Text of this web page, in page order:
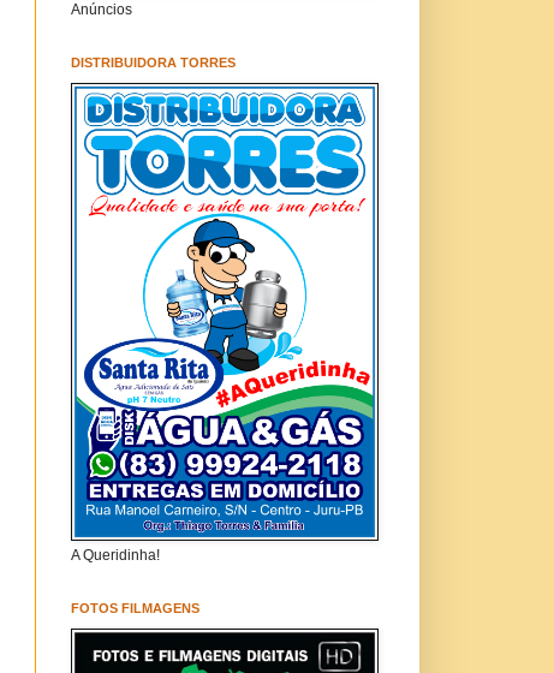
Anúncios
DISTRIBUIDORA TORRES
A Queridinha!
FOTOS FILMAGENS